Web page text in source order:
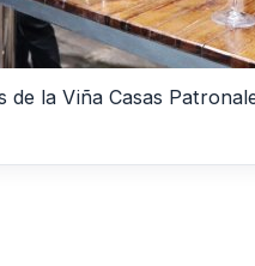
de la Viña Casas